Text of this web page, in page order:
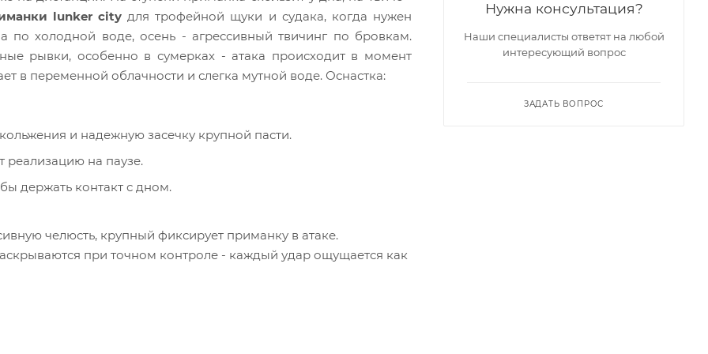
lunker city для трофейной щуки и судака, когда нужен
холодной воде, осень - агрессивный твичинг по бровкам.
рывки, особенно в сумерках - атака происходит в момент
в переменной облачности и слегка мутной воде. Оснастка:
и надежную засечку крупной пасти.
реализацию на паузе.
держать контакт с дном.
челюсть, крупный фиксирует приманку в атаке.
при точном контроле - каждый удар ощущается как
Нужна консультация?
Наши специалисты ответят на любой
интересующий вопрос
ЗАДАТЬ ВОПРОС